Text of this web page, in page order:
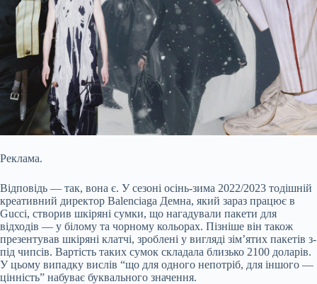
Реклама.
Відповідь — так, вона є. У сезоні осінь-зима 2022/2023 тодішній
креативний директор Balenciaga Демна, який зараз працює в
Gucci, створив шкіряні сумки, що нагадували пакети для
відходів — у білому та чорному кольорах. Пізніше він також
презентував шкіряні клатчі, зроблені у вигляді зім’ятих пакетів з-
під чипсів. Вартість таких сумок складала близько 2100 доларів.
У цьому випадку вислів “що для одного непотріб, для іншого —
цінність” набуває буквального значення.